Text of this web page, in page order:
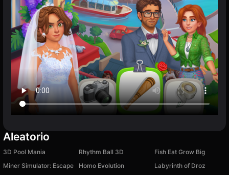
Aleatorio
3D Pool Mania Rhythm Ball 3D
Fish Eat Grow Big
Miner Simulator: Escape
Homo Evolution
Labyrinth of Droz